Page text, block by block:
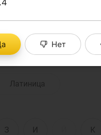
Финансовая
безопасность
Латиница
З И К
Нет